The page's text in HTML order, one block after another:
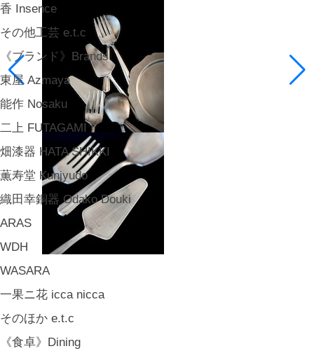
香 Insence
その他工芸 e.t.c
《ブランド》Brands
東屋 Azmaya
能作 Nosaku
二上 FUTAGAMI
畑漆器 HATA SHIKKI
薫寿堂 Kunjyudo
織田幸銅器 Odako Douki
ARAS
WDH
WASARA
一果ニ花 icca nicca
そのほか e.t.c
《食卓》Dining